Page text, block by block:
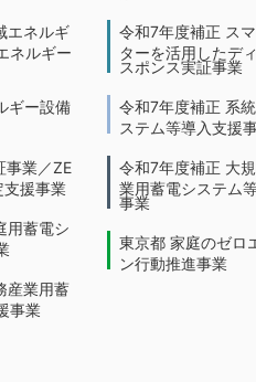
エネルギ
ネルギー
ギー設備
事業／ZE
支援事業
用蓄電シ
産業用蓄
事業
令和7年度補正 ス
ターを活用したデ
スポンス実証事業
令和7年度補正 系
ステム等導入支援
令和7年度補正 大
業用蓄電システム
事業
東京都 家庭のゼロ
ン行動推進事業